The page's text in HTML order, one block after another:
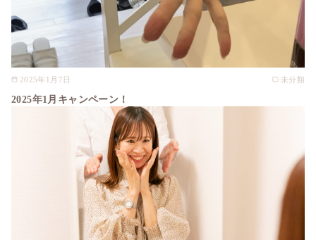
2025年1月7日 未分類
2025年1月キャンペーン！